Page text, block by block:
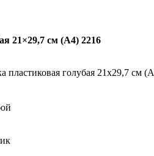
21×29,7 см (А4) 2216
пластиковая голубая 21x29,7 см